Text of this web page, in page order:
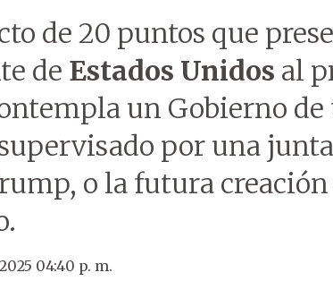
de 20 puntos que
de Estados Unidos al
un Gobierno
por una
o la futura creación
04:40 p. m.